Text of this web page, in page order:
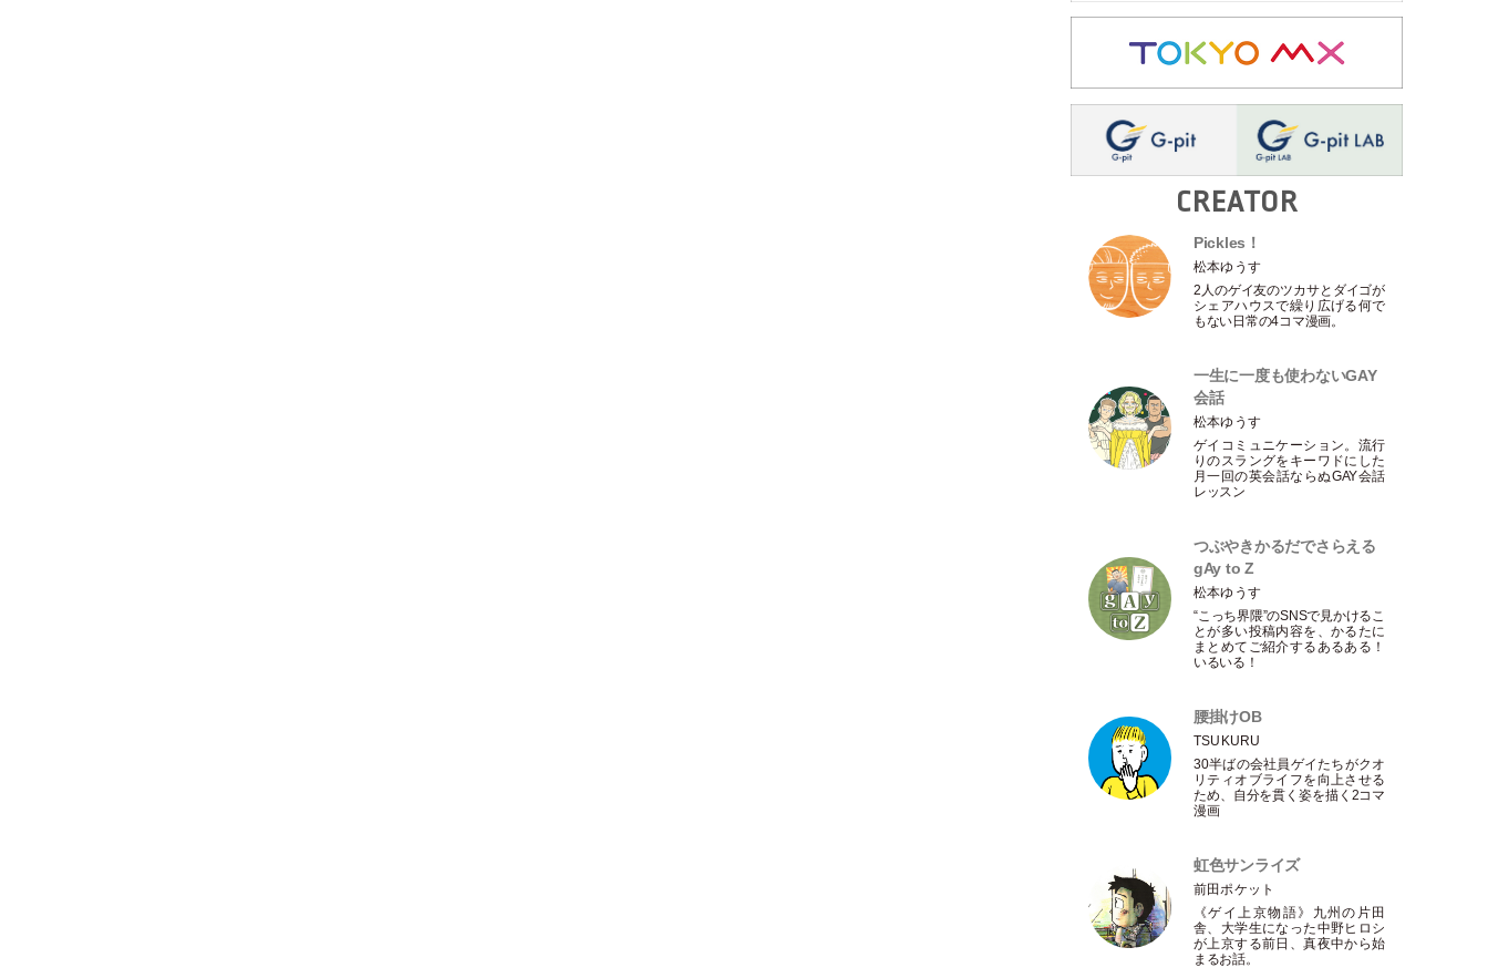
CREATOR
Pickles！
松本ゆうす
2人のゲイ友のツカサとダイゴが
シェアハウスで繰り広げる何で
もない日常の4コマ漫画。
一生に一度も使わないGAY
会話
松本ゆうす
ゲイコミュニケーション。流行
りのスラングをキーワドにした
月一回の英会話ならぬGAY会話
レッスン
つぶやきかるだでさらえる
gAy to Z
松本ゆうす
“こっち界隈”のSNSで見かけるこ
とが多い投稿内容を、かるたに
まとめてご紹介するあるある！
いるいる！
腰掛けOB
TSUKURU
30半ばの会社員ゲイたちがクオ
リティオブライフを向上させる
ため、自分を貫く姿を描く2コマ
漫画
虹色サンライズ
前田ポケット
《ゲイ上京物語》九州の片田
舎、大学生になった中野ヒロシ
が上京する前日、真夜中から始
まるお話。